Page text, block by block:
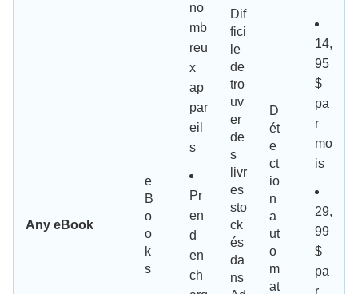
Any eBook
e
B
o
o
k
s
no
mb
reu
x
ap
par
eil
s
Pr
en
d
en
ch
Dif
fici
le
de
tro
uv
er
de
s
livr
es
sto
ck
és
da
ns
D
ét
e
ct
io
n
a
ut
o
m
at
14,
95
$
pa
r
mo
is
29,
99
$
pa
r